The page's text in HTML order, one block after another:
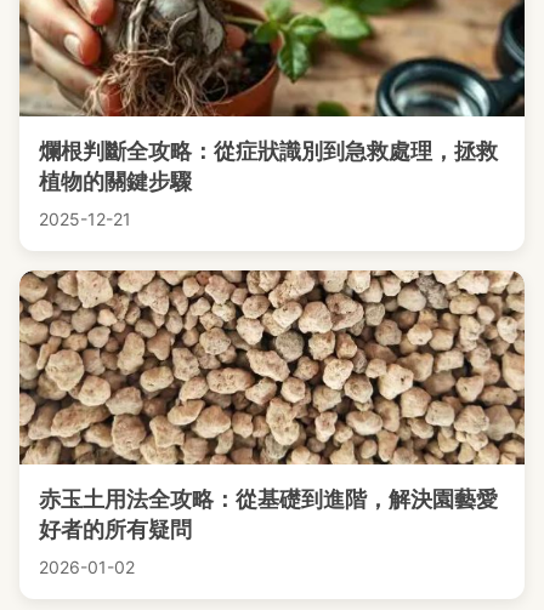
爛根判斷全攻略：從症狀識別到急救處理，拯救
植物的關鍵步驟
2025-12-21
赤玉土用法全攻略：從基礎到進階，解決園藝愛
好者的所有疑問
2026-01-02